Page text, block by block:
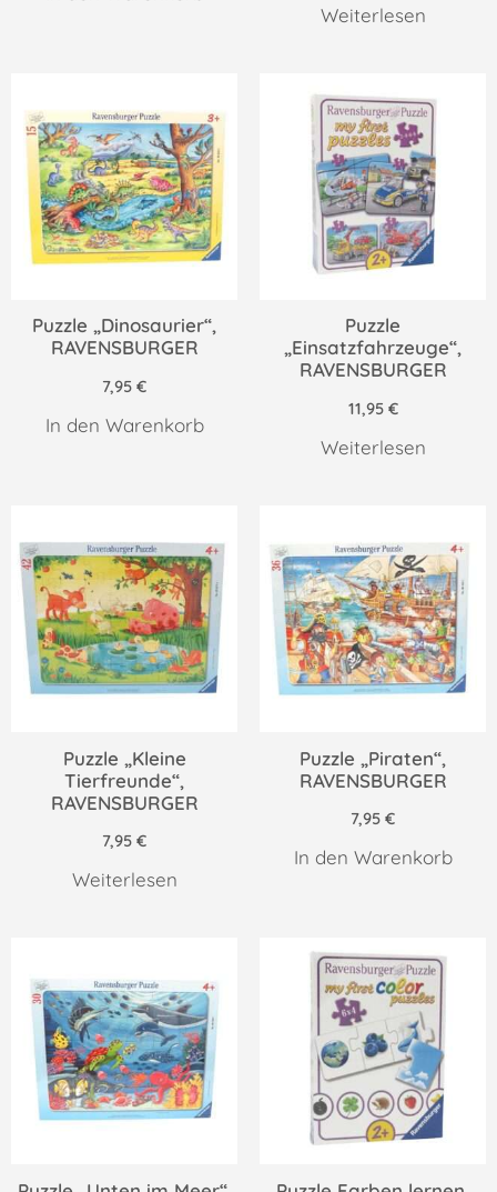
Weiterlesen
Puzzle „Dinosaurier“,
RAVENSBURGER
7,95 €
In den Warenkorb
Puzzle
„Einsatzfahrzeuge“,
RAVENSBURGER
11,95 €
Weiterlesen
Puzzle „Kleine
Tierfreunde“,
RAVENSBURGER
7,95 €
Weiterlesen
Puzzle „Piraten“,
RAVENSBURGER
7,95 €
In den Warenkorb